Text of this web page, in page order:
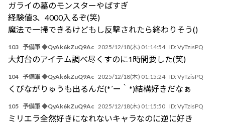
ガライの墓のモンスターやばすぎ
経験値3、4000入るぞ(笑)
魔法で一掃できるけどもし反撃されたら終わりそう()
103 予備軍 ◆QyAk6kZuQ9Ac 2025/12/18(木) 01:14:54 ID:VyTzisPQ
大灯台のアイテム調べ尽くすのに1時間要した(笑)
104 予備軍 ◆QyAk6kZuQ9Ac 2025/12/18(木) 01:15:24 ID:VyTzisPQ
くびながりゅうも出るんだ(*´ー｀*)結構好きだなぁ
105 予備軍 ◆QyAk6kZuQ9Ac 2025/12/18(木) 01:15:50 ID:VyTzisPQ
ミリエラ全然好きになれないキャラなのに逆に好き